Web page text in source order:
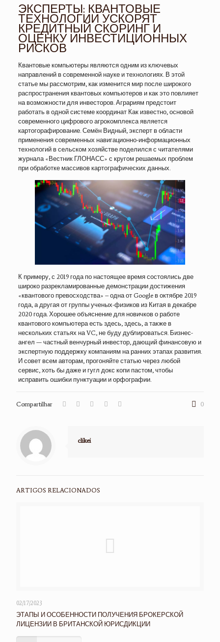
ЭКСПЕРТЫ: КВАНТОВЫЕ
ТЕХНОЛОГИИ УСКОРЯТ
КРЕДИТНЫЙ СКОРИНГ И
ОЦЕНКУ ИНВЕСТИЦИОННЫХ
РИСКОВ
Квантовые компьютеры являются одним из ключевых
направлений в современной науке и технологиях. В этой
статье мы рассмотрим, как изменится мир после широкого
распространения квантовых компьютеров и как это повлияет
на возможности для инвесторов. Аграриям предстоит
работать в одной системе координат Как известно, основой
современного цифрового агрокомплекса является
картогорафирование. Семён Видный, эксперт в области
применения современных навигационно-информационных
технологий в сельском хозяйстве поделился с читателями
журнала «Вестник ГЛОНАСС» с кругом решаемых проблем
при обработке массивов картографических данных.
К примеру, с 2019 года по настоящее время состоялись две
широко разрекламированные демонстрации достижения
«квантового превосходства» – одна от Google в октябре 2019
года, а другая от группы ученых-физиков из Китая в декабре
2020 года. Хорошее объяснение для новичков о работе
квантового компьютера есть здесь, здесь, а также в
нескольких статьях на VC, не буду дублироваться. Бизнес-
ангел — частный венчурный инвестор, дающий финансовую и
экспертную поддержку компаниям на ранних этапах развития.
И совет всем авторам, прогоняйте статью через любой
сервис, хоть бы даже и гугл докс копи пастом, чтобы
исправить ошибки пунктуации и орфографии.
Compartilhar 0
clikei
ARTIGOS RELACIONADOS
02/17/2023
ЭТАПЫ И ОСОБЕННОСТИ ПОЛУЧЕНИЯ БРОКЕРСКОЙ
ЛИЦЕНЗИИ В БРИТАНСКОЙ ЮРИСДИКЦИИ